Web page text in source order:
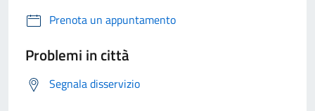
Prenota un appuntamento
Problemi in città
Segnala disservizio